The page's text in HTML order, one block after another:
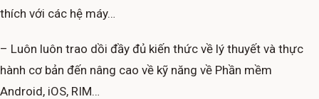
thích với các hệ máy…
– Luôn luôn trao dồi đầy đủ kiến thức về lý thuyết và thực
hành cơ bản đến nâng cao về kỹ năng về Phần mềm
Android, iOS, RIM…